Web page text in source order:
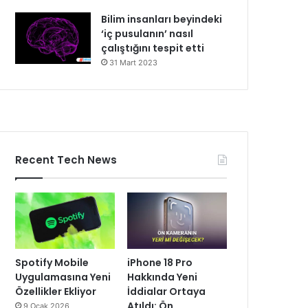
Bilim insanları beyindeki
‘iç pusulanın’ nasıl
çalıştığını tespit etti
31 Mart 2023
Recent Tech News
Spotify Mobile
Uygulamasına Yeni
Özellikler Ekliyor
9 Ocak 2026
iPhone 18 Pro
Hakkında Yeni
İddialar Ortaya